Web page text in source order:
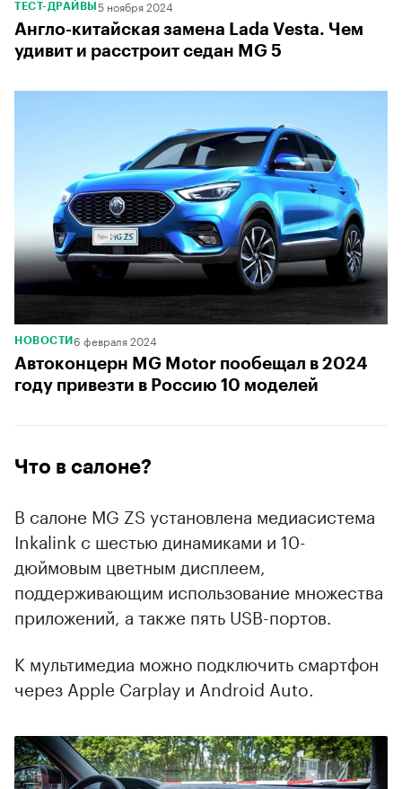
ТЕСТ-ДРАЙВЫ 5 ноября 2024
Англо-китайская замена Lada Vesta. Чем
удивит и расстроит седан MG 5
НОВОСТИ 6 февраля 2024
Автоконцерн MG Motor пообещал в 2024
году привезти в Россию 10 моделей
Что в салоне?
В салоне MG ZS установлена медиасистема
Inkalink с шестью динамиками и 10-
дюймовым цветным дисплеем,
поддерживающим использование множества
приложений, а также пять USB-портов.
К мультимедиа можно подключить смартфон
через Apple Carplay и Android Auto.